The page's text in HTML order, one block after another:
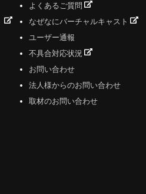
よくあるご質問
なぜなにバーチャルキャスト
ユーザー通報
不具合対応状況
お問い合わせ
法人様からのお問い合わせ
取材のお問い合わせ